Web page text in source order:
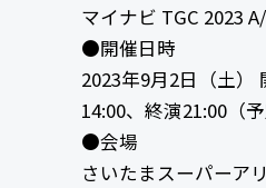
マイナビ TGC 2023 A/
●開催日時
2023年9月2日（土）
14:00、終演21:00（予
●会場
さいたまスーパーア